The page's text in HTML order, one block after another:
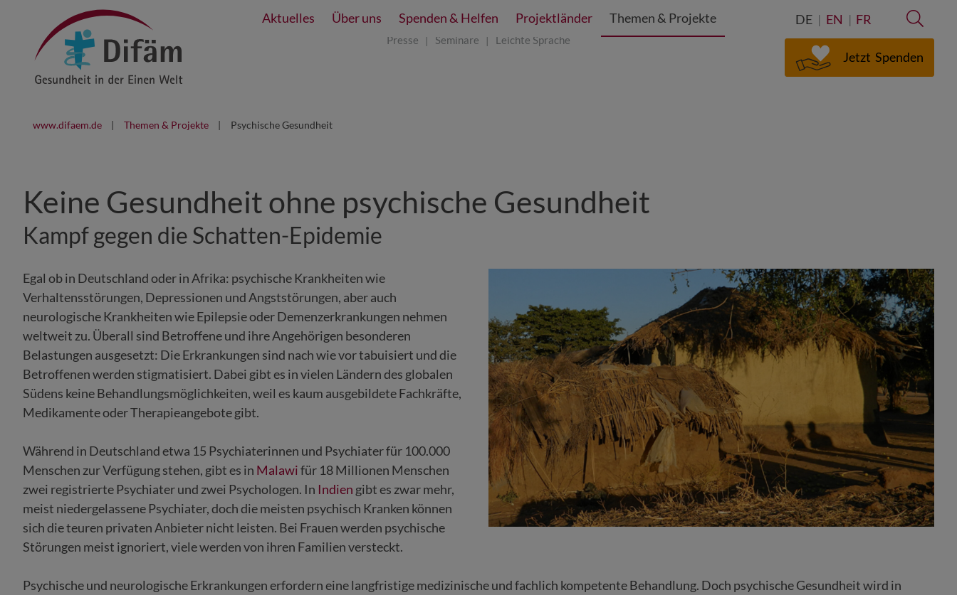
Presse Seminare Leichte Sprache
DE EN FR
Jetzt Spenden
Aktuelles Über uns Spenden & Helfen Projektländer Themen & Projekte
www.difaem.de Themen & Projekte Psychische Gesundheit
Keine Gesundheit ohne psychische Gesundheit
Kampf gegen die Schatten-Epidemie
Egal ob in Deutschland oder in Afrika: psychische Krankheiten wie
Verhaltensstörungen, Depressionen und Angststörungen, aber auch
neurologische Krankheiten wie Epilepsie oder Demenzerkrankungen nehmen
weltweit zu. Überall sind Betroffene und ihre Angehörigen besonderen
Belastungen ausgesetzt: Die Erkrankungen sind nach wie vor tabuisiert und die
Betroffenen werden stigmatisiert. Dabei gibt es in vielen Ländern des globalen
Südens keine Behandlungsmöglichkeiten, weil es kaum ausgebildete Fachkräfte,
Medikamente oder Therapieangebote gibt.
Während in Deutschland etwa 15 Psychiaterinnen und Psychiater für 100.000
Menschen zur Verfügung stehen, gibt es in Malawifür 18 Millionen Menschen
zwei registrierte Psychiater und zwei Psychologen. In Indien gibt es zwar mehr,
meist niedergelassene Psychiater, doch die meisten psychisch Kranken können
sich die teuren privaten Anbieter nicht leisten. Bei Frauen werden psychische
Störungen meist ignoriert, viele werden von ihren Familien versteckt.
Psychische und neurologische Erkrankungen erfordern eine langfristige medizinische und fachlich kompetente Behandlung. Doch psychische Gesundheit wird in